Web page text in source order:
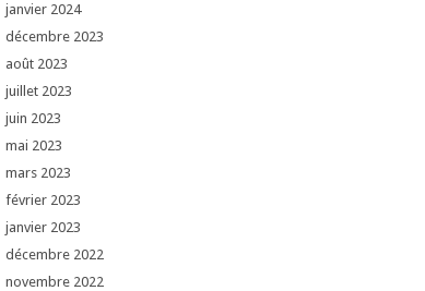
janvier 2024
décembre 2023
août 2023
juillet 2023
juin 2023
mai 2023
mars 2023
février 2023
janvier 2023
décembre 2022
novembre 2022